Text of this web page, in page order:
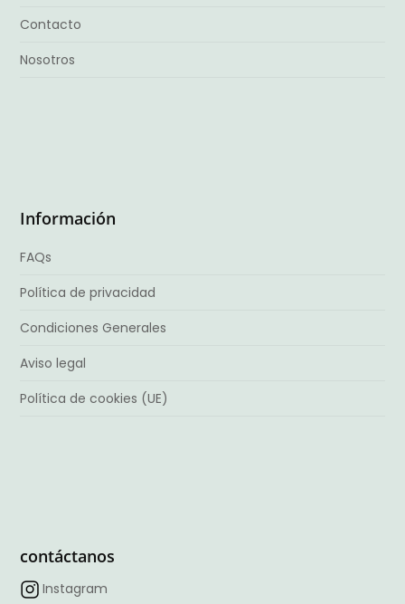
Contacto
Nosotros
Información
FAQs
Política de privacidad
Condiciones Generales
Aviso legal
Política de cookies (UE)
contáctanos
Instagram